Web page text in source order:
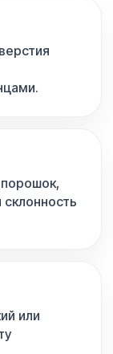
склонность
или